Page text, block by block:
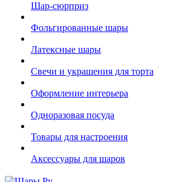
Шар-сюрприз
Фольгированные шары
Латексные шары
Свечи и украшения для торта
Оформление интерьера
Одноразовая посуда
Товары для настроения
Аксессуары для шаров